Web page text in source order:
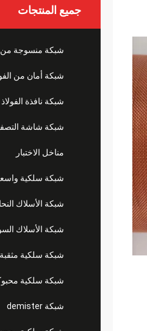
جميع المنتجات
شبكة منسوجة من
شبكة أمان من
شبكة نافذة
شبكة شاشة
مناخل الاختبار
شبكة سلكية
شبكة الأسلاك
شبكة الأسلاك
شبكة سلكية مثقبة
شبكة سلكية
شبكة demister